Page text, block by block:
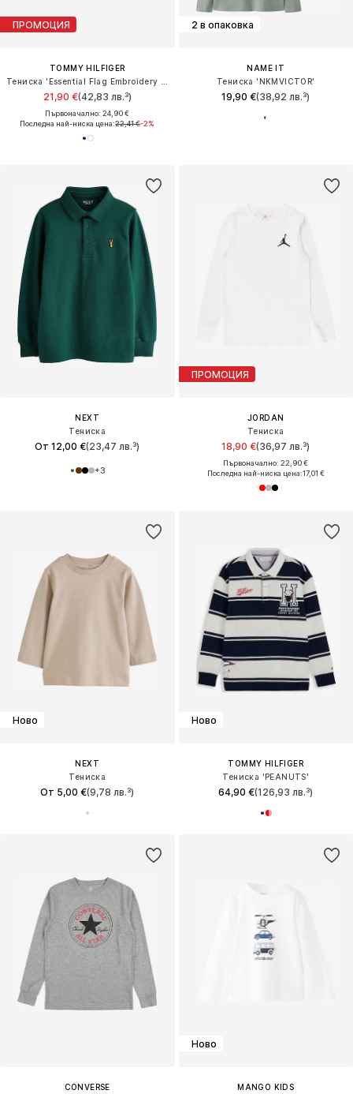
ПРОМОЦИЯ
TOMMY HILFIGER
21,90 €(42,83 лв.³)
Първоначално: 24,90 €
Последна най-ниска цена:22,41 €-2%
2 в опаковка
NAME IT
Тениска 'NKMVICTOR'
19,90 €(38,92 лв.³)
NEXT
Тениска
От 12,00 €(23,47 лв.³)
+3
ПРОМОЦИЯ
JORDAN
Тениска
18,90 €(36,97 лв.³)
Първоначално: 22,90 €
Последна най-ниска цена:17,01 €
Ново
NEXT
Тениска
От 5,00 €(9,78 лв.³)
Ново
TOMMY HILFIGER
Тениска 'PEANUTS'
64,90 €(126,93 лв.³)
CONVERSE
Ново
MANGO KIDS